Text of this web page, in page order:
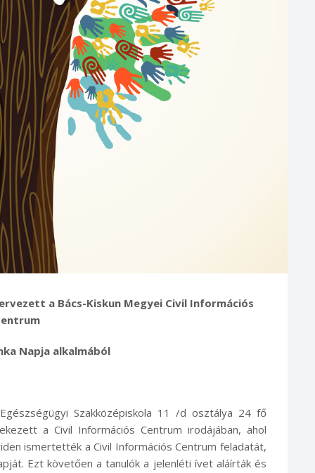
a Bács-Kiskun Megyei Civil Információs
Napja alkalmából
Szakközépiskola 11 /d osztálya 24 fő
a Civil Információs Centrum irodájában, ahol
ismertették a Civil Információs Centrum feladatát,
Ezt követően a tanulók a jelenléti ívet aláírták és